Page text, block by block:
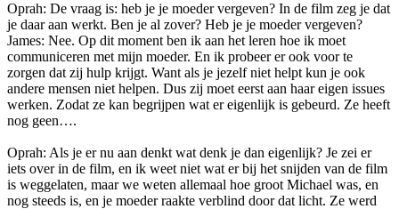
Oprah: De vraag is: heb je je moeder vergeven? In de film zeg je dat
je daar aan werkt. Ben je al zover? Heb je je moeder vergeven?
James: Nee. Op dit moment ben ik aan het leren hoe ik moet
communiceren met mijn moeder. En ik probeer er ook voor te
zorgen dat zij hulp krijgt. Want als je jezelf niet helpt kun je ook
andere mensen niet helpen. Dus zij moet eerst aan haar eigen issues
werken. Zodat ze kan begrijpen wat er eigenlijk is gebeurd. Ze heeft
nog geen….
Oprah: Als je er nu aan denkt wat denk je dan eigenlijk? Je zei er
iets over in de film, en ik weet niet wat er bij het snijden van de film
is weggelaten, maar we weten allemaal hoe groot Michael was, en
nog steeds is, en je moeder raakte verblind door dat licht. Ze werd